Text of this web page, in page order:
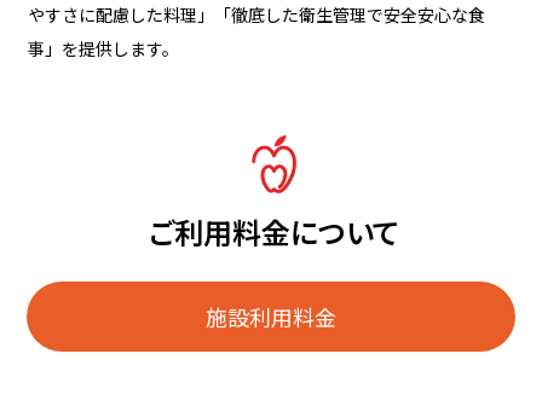
やすさに配慮した料理」「徹底した衛生管理で安全安心な食
事」を提供します。
ご利用料金について
施設利用料金